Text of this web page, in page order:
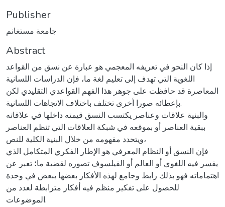
Publisher
جامعة مستغانم
Abstract
إذا كان النحو في تعريفه المعجمي هو عبارة عن نسق من القواعد
اللغوية التي تهدف إلى تعليم لغة ما، فإن الدراسات اللسانية
المعاصرة قد حافظت على جوهر هذا الفهم القواعدي التقليدي لكن
بإعطائه صورا أخرى تختلف باختلاف الاتجاهات اللسانية.
والبنية علاقات وعناصر يكتسب النسق قيمته داخلها في علاقاته
ببقية العناصر أو بموقعه في شبكة العلاقات التي تنظم العناصر
ويتحدد مفهومه من خلال البنية الكلية للنص،
فإن النسق أو النظام المعرفي هو الإطار الفكري المتكامل الذي
يفسر فيه اللغوي أو العالم أو الفيلسوف تصوره لقضية ما؛ تعبر عن
اهتماماته فهو بذلك رابط وجامع لهذه الأفكار بعضها ببعض في وحدة
للحصول على تفكير منظم فيه أفكار مترابطة لعدد من
الموضوعات.